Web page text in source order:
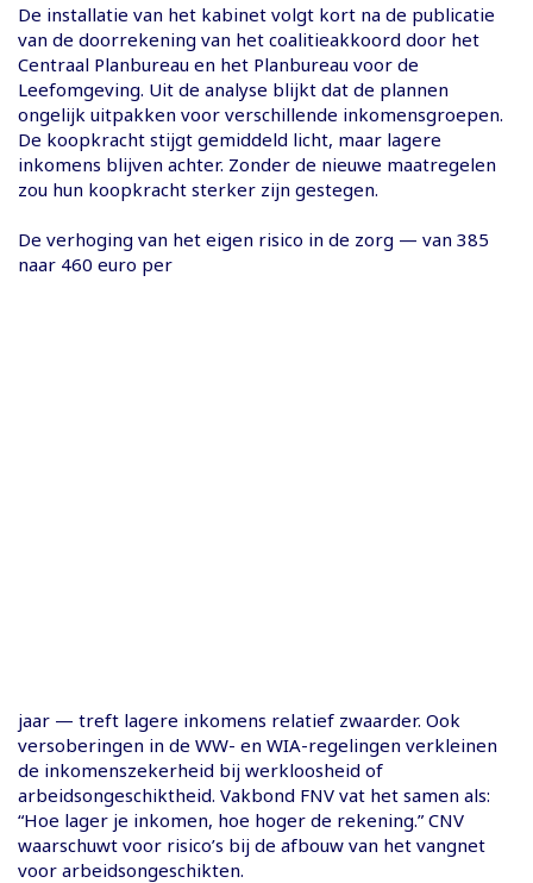
De installatie van het kabinet volgt kort na de publicatie
van de doorrekening van het coalitieakkoord door het
Centraal Planbureau en het Planbureau voor de
Leefomgeving. Uit de analyse blijkt dat de plannen
ongelijk uitpakken voor verschillende inkomensgroepen.
De koopkracht stijgt gemiddeld licht, maar lagere
inkomens blijven achter. Zonder de nieuwe maatregelen
zou hun koopkracht sterker zijn gestegen.
De verhoging van het eigen risico in de zorg — van 385
naar 460 euro per
jaar — treft lagere inkomens relatief zwaarder. Ook
versoberingen in de WW- en WIA-regelingen verkleinen
de inkomenszekerheid bij werkloosheid of
arbeidsongeschiktheid. Vakbond FNV vat het samen als:
“Hoe lager je inkomen, hoe hoger de rekening.” CNV
waarschuwt voor risico’s bij de afbouw van het vangnet
voor arbeidsongeschikten.